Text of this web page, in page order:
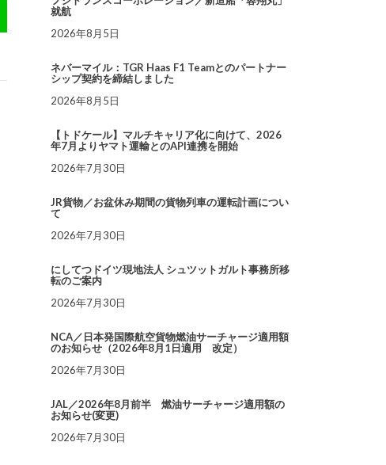
就航
2026年8月5日
ネバーマイル：TGR Haas F1 Teamとのパートナー
シップ契約を締結しました
2026年8月5日
【トドケール】マルチキャリア化に向けて、2026
年7月よりヤマト運輸とのAPI連携を開始
2026年7月30日
JR貨物／お盆休み期間の貨物列車の運転計画につい
て
2026年7月30日
にしてつドイツ現地法人 シュツットガルト事務所移
転のご案内
2026年7月30日
NCA／日本発国際航空貨物燃油サーチャージ適用額
のお知らせ（2026年8月1日適用 改定）
2026年7月30日
JAL／2026年8月前半 燃油サーチャージ適用額の
お知らせ(変更)
2026年7月30日